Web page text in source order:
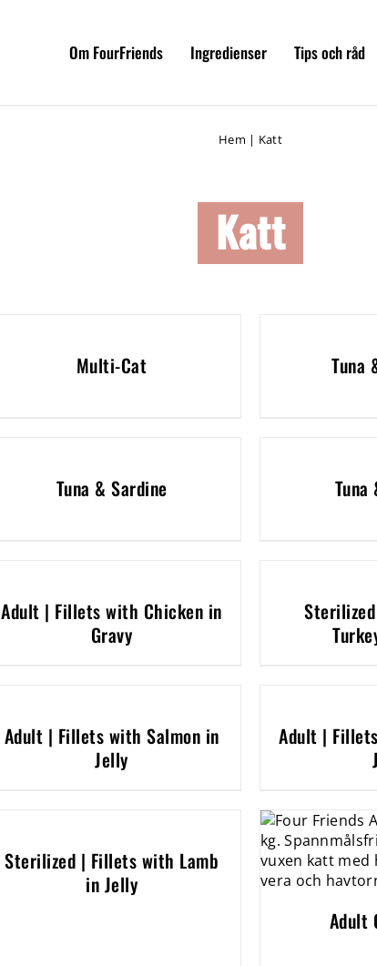
Om FourFriends Ingredienser Tips och råd
Hem | Katt
Katt
Multi-Cat Tuna
Tuna & Sardine
Adult | Fillets with Chicken in
Gravy
Adult | Fillets with Salmon in
Jelly
Adult |
Sterilized | Fillets with Lamb
in Jelly
Adult